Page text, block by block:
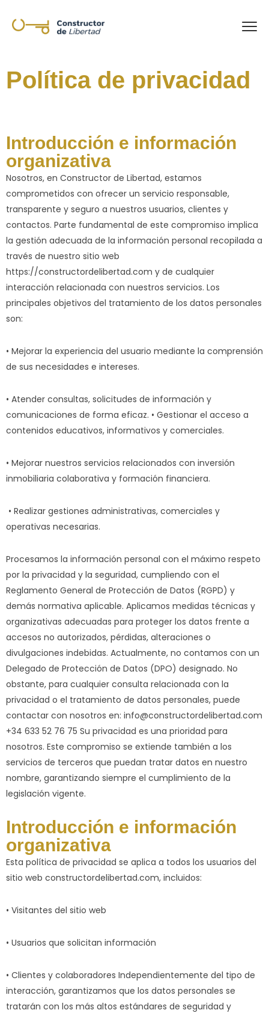
Política de privacidad
Introducción e información
organizativa
Nosotros, en Constructor de Libertad, estamos
comprometidos con ofrecer un servicio responsable,
transparente y seguro a nuestros usuarios, clientes y
contactos. Parte fundamental de este compromiso implica
la gestión adecuada de la información personal recopilada a
través de nuestro sitio web
https://constructordelibertad.com y de cualquier
interacción relacionada con nuestros servicios. Los
principales objetivos del tratamiento de los datos personales
son:
• Mejorar la experiencia del usuario mediante la comprensión
de sus necesidades e intereses.
• Atender consultas, solicitudes de información y
comunicaciones de forma eficaz. • Gestionar el acceso a
contenidos educativos, informativos y comerciales.
• Mejorar nuestros servicios relacionados con inversión
inmobiliaria colaborativa y formación financiera.
• Realizar gestiones administrativas, comerciales y
operativas necesarias.
Procesamos la información personal con el máximo respeto
por la privacidad y la seguridad, cumpliendo con el
Reglamento General de Protección de Datos (RGPD) y
demás normativa aplicable. Aplicamos medidas técnicas y
organizativas adecuadas para proteger los datos frente a
accesos no autorizados, pérdidas, alteraciones o
divulgaciones indebidas. Actualmente, no contamos con un
Delegado de Protección de Datos (DPO) designado. No
obstante, para cualquier consulta relacionada con la
privacidad o el tratamiento de datos personales, puede
contactar con nosotros en: info@constructordelibertad.com
+34 633 52 76 75 Su privacidad es una prioridad para
nosotros. Este compromiso se extiende también a los
servicios de terceros que puedan tratar datos en nuestro
nombre, garantizando siempre el cumplimiento de la
legislación vigente.
Introducción e información
organizativa
Esta política de privacidad se aplica a todos los usuarios del
sitio web constructordelibertad.com, incluidos:
• Visitantes del sitio web
• Usuarios que solicitan información
• Clientes y colaboradores Independientemente del tipo de
interacción, garantizamos que los datos personales se
tratarán con los más altos estándares de seguridad y